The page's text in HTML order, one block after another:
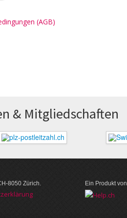
(AGB)
& Mitglied­schaften
8050 Zürich.
Ein Produkt von